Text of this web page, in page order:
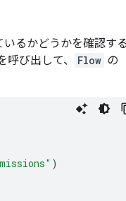
るかどうかを確認する
呼び出して、 Flow の
)